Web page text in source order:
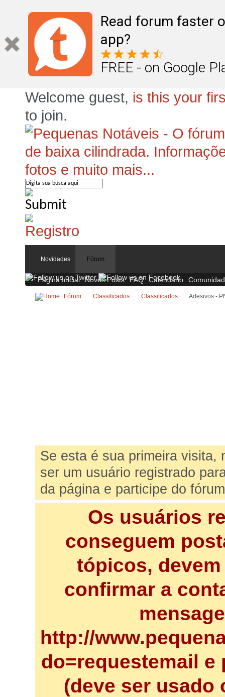
Read forum faster
app?
FREE - on Google
Welcome guest, is this your
to join.
Novidades Fórum
Página Inicial Novos Posts FAQ Calendário
Fórum Classificados Classificados Adesivos -
Se esta é sua primeira
ser um usuário registrado
da página e participe do
Os usuários
conseguem
tópicos,
confirmar a
http://
do=requestemail
(deve ser usado